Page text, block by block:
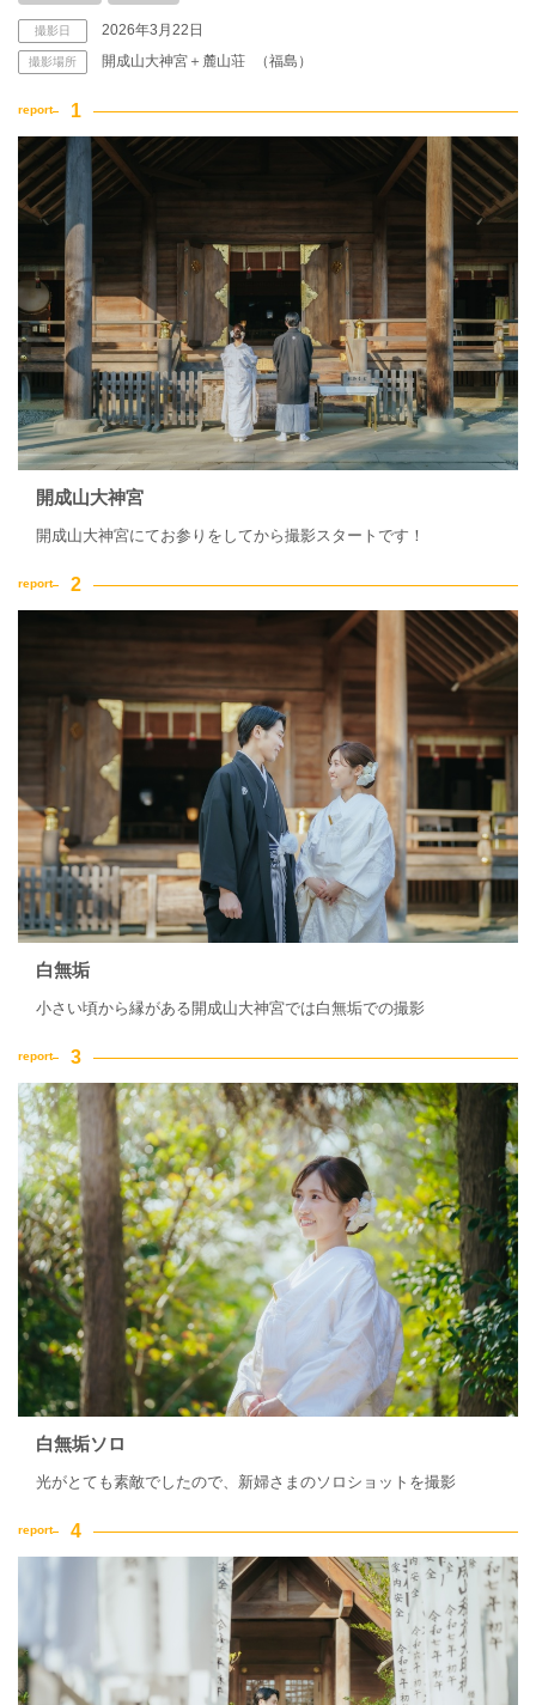
撮影日 2026年3月22日
撮影場所 開成山大神宮＋麓山荘 （福島）
開成山大神宮
開成山大神宮にてお参りをしてから撮影スタートです！
白無垢
小さい頃から縁がある開成山大神宮では白無垢での撮影
白無垢ソロ
光がとても素敵でしたので、新婦さまのソロショットを撮影